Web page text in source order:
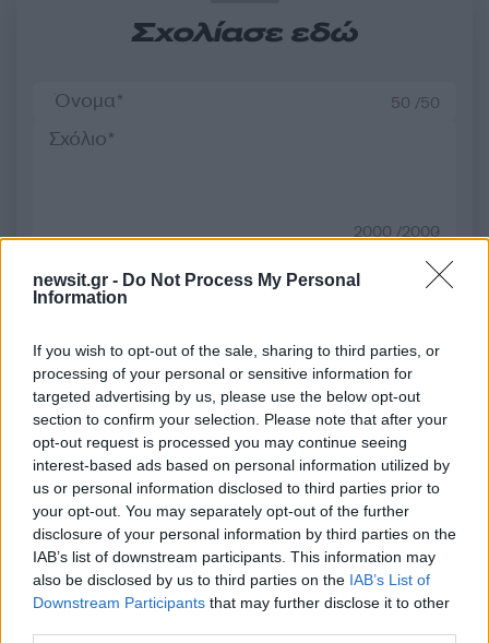
newsit.gr - Do Not Process My Personal
Information
If you wish to opt-out of the sale, sharing to third parties, or
processing of your personal or sensitive information for
targeted advertising by us, please use the below opt-out
section to confirm your selection. Please note that after your
opt-out request is processed you may continue seeing
interest-based ads based on personal information utilized by
us or personal information disclosed to third parties prior to
your opt-out. You may separately opt-out of the further
disclosure of your personal information by third parties on the
IAB’s list of downstream participants. This information may
also be disclosed by us to third parties on the IAB’s List of
Downstream Participants that may further disclose it to other
Σχολίασε εδώ
50 /50
2000 /2000
Υποβολή σχολίου
Κόσμος
ΚΡΙΜΑΙΑ
ΟΥΡΑΚΟΤΑΓΚΟΣ
Share:
Ακολουθήστε το Νewsit.gr στο Google News
και
ενημερωθείτε πρώτοι για όλη την ειδησεογραφία και τα
τελευταία νέατης ημέρας